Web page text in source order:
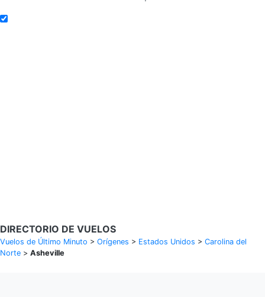
DIRECTORIO DE VUELOS
Vuelos de Último Minuto > Orígenes > Estados Unidos > Carolina del
Norte > Asheville